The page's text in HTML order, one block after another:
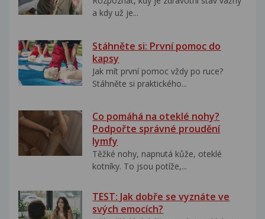
a kdy už je...
Stáhněte si: První pomoc do
kapsy
Jak mít první pomoc vždy po ruce?
Stáhněte si praktického...
Co pomáhá na oteklé nohy?
Podpořte správné proudění
lymfy
Těžké nohy, napnutá kůže, oteklé
kotníky. To jsou potíže,...
TEST: Jak dobře se vyznáte ve
svých emocích?